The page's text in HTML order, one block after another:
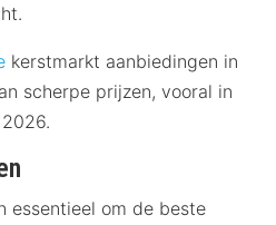
kerstmarkt aanbiedingen in
scherpe prijzen, vooral in
essentieel om de beste